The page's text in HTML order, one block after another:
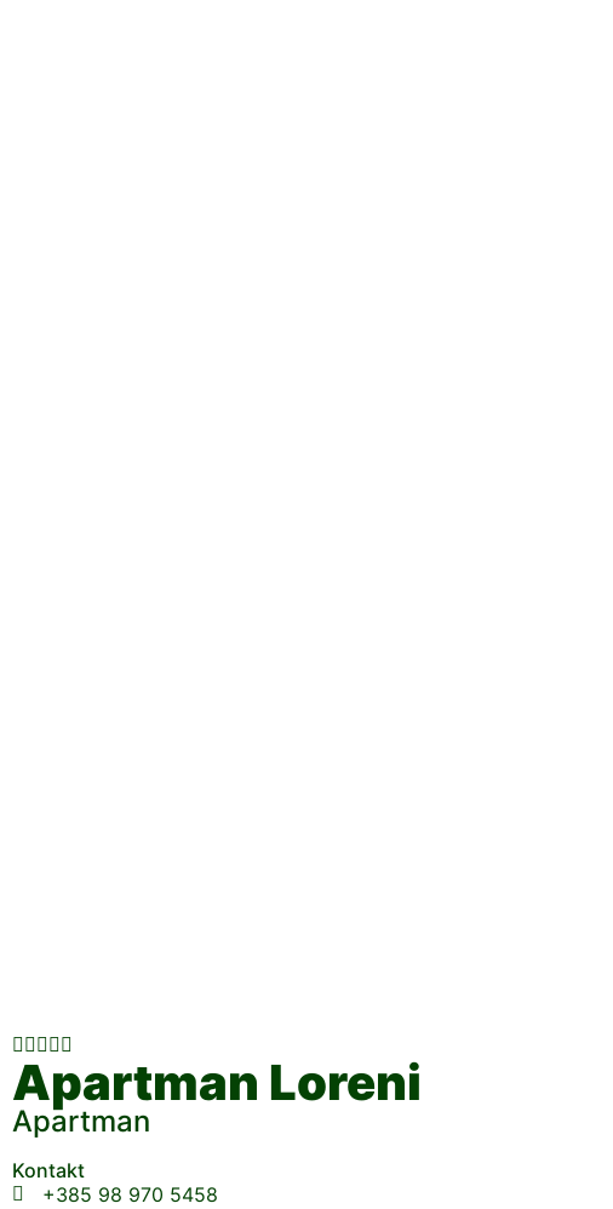

Apartman Loreni
Apartman
Kontakt
+385 98 970 5458